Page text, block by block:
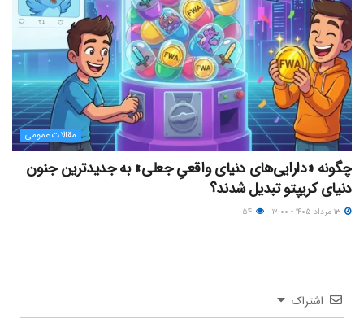
مقالات عمومی
چگونه «دارایی‌های دنیای واقعیِ جعلی» به جدیدترین جنون
دنیای کریپتو تبدیل شدند؟
اشتراک